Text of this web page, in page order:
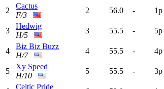
2
Cactus
F/3
2 56.0 - 1p
3
Hedwig
H/5
3 55.5 - 5p
4
Biz Biz Buzz
H/7
4 55.5 - 4p
5
Xy Speed
H/10
5 55.5 - 3p
Celtic Pride